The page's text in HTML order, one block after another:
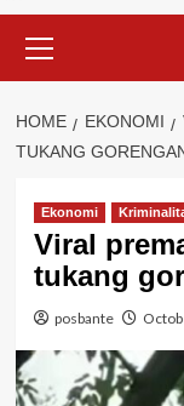
Menu
HOME EKONOMI
TUKANG
Ekonomi
Viral
tukang
posbante